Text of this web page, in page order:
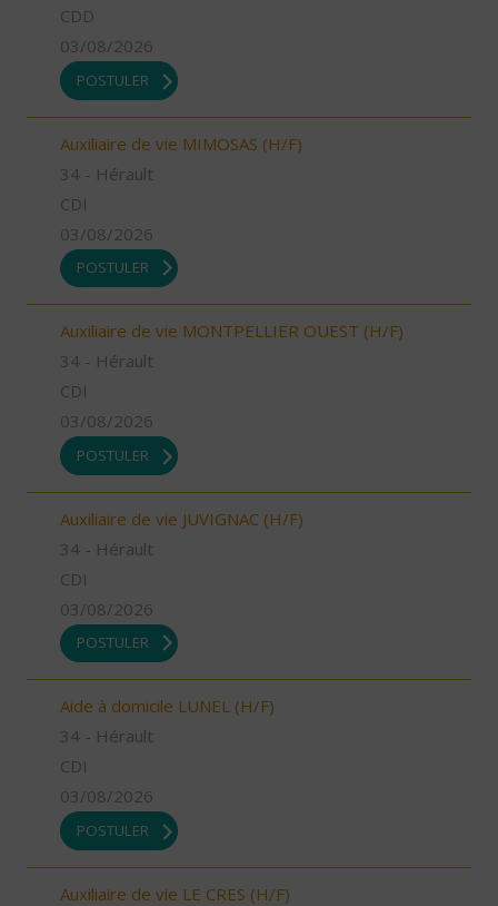
CDD
03/08/2026
POSTULER
Auxiliaire de vie MIMOSAS (H/F)
34 - Hérault
CDI
03/08/2026
POSTULER
Auxiliaire de vie MONTPELLIER OUEST (H/F)
34 - Hérault
CDI
03/08/2026
POSTULER
Auxiliaire de vie JUVIGNAC (H/F)
34 - Hérault
CDI
03/08/2026
POSTULER
Aide à domicile LUNEL (H/F)
34 - Hérault
CDI
03/08/2026
POSTULER
Auxiliaire de vie LE CRES (H/F)